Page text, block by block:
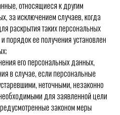
относящиеся к другим
за исключением случаев, когда
раскрытия таких персональных
ее получения установлен
его персональных данных,
в случае, если персональные
неточными, незаконно
для заявленной цели
законом меры